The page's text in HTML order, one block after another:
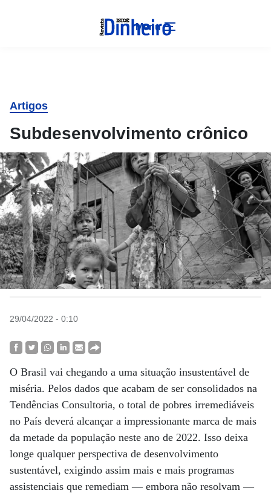
Menu
Artigos
Subdesenvolvimento crônico
29/04/2022 - 0:10
O Brasil vai chegando a uma situação insustentável de
miséria. Pelos dados que acabam de ser consolidados na
Tendências Consultoria, o total de pobres irremediáveis
no País deverá alcançar a impressionante marca de mais
da metade da população neste ano de 2022. Isso deixa
longe qualquer perspectiva de desenvolvimento
sustentável, exigindo assim mais e mais programas
assistenciais que remediam — embora não resolvam —